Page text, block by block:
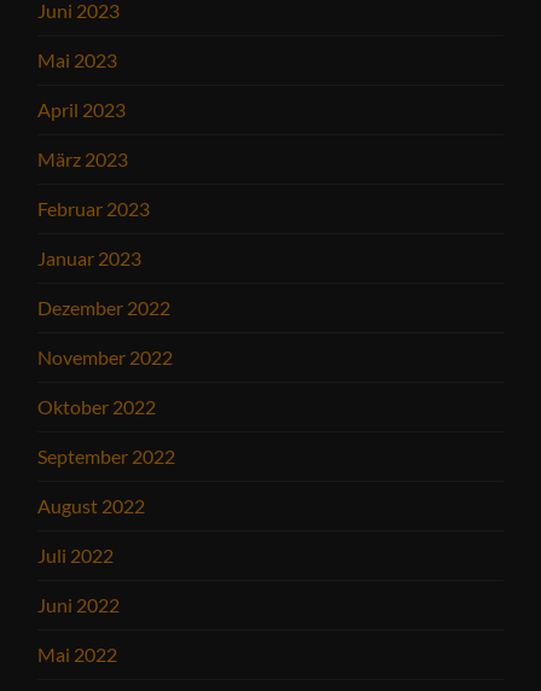
Juni 2023
Mai 2023
April 2023
März 2023
Februar 2023
Januar 2023
Dezember 2022
November 2022
Oktober 2022
September 2022
August 2022
Juli 2022
Juni 2022
Mai 2022